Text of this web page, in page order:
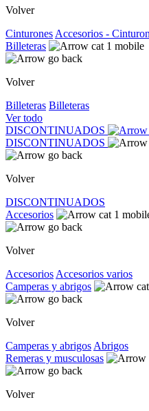
Volver
Cinturones Accesorios -
Billeteras
Volver
Billeteras Billeteras
Ver todo
DISCONTINUADOS
DISCONTINUADOS
Volver
DISCONTINUADOS
Accesorios
Volver
Accesorios Accesorios varios
Camperas y abrigos
Volver
Camperas y abrigos Abrigos
Remeras y musculosas
Volver